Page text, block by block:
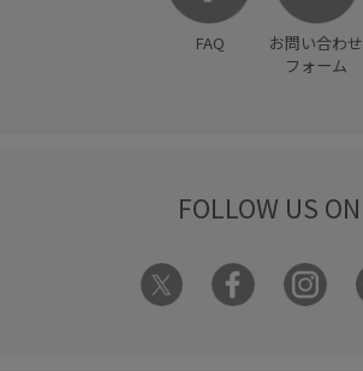
FAQ
お問い合わせ
フォーム
FOLLOW US ON